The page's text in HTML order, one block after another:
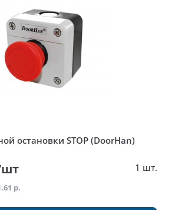
остановки STOP (DoorHan)
1 шт.
р.